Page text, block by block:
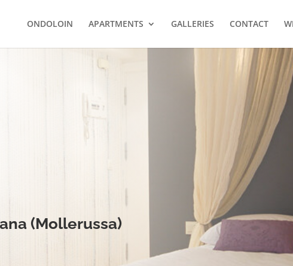
ONDOLOIN APARTMENTS GALLERIES CONTACT
(Mollerussa)